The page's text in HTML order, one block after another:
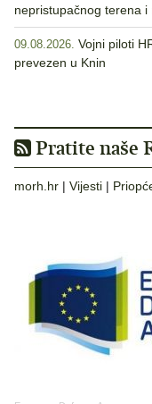
nepristupačnog terena i
09.08.2026. Vojni piloti
prevezen u Knin
Pratite naše
morh.hr | Vijesti |